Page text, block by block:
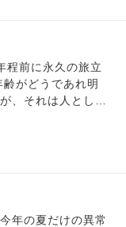
か、できる限り残
が、創作物に感動
を
関係が深まりませ
程前に永久の旅立
がどうであれ明
、それは人として
。 50年余り生き
ったことを受け
何一つ、恩返し
ことは難しいで
年の夏だけの異常